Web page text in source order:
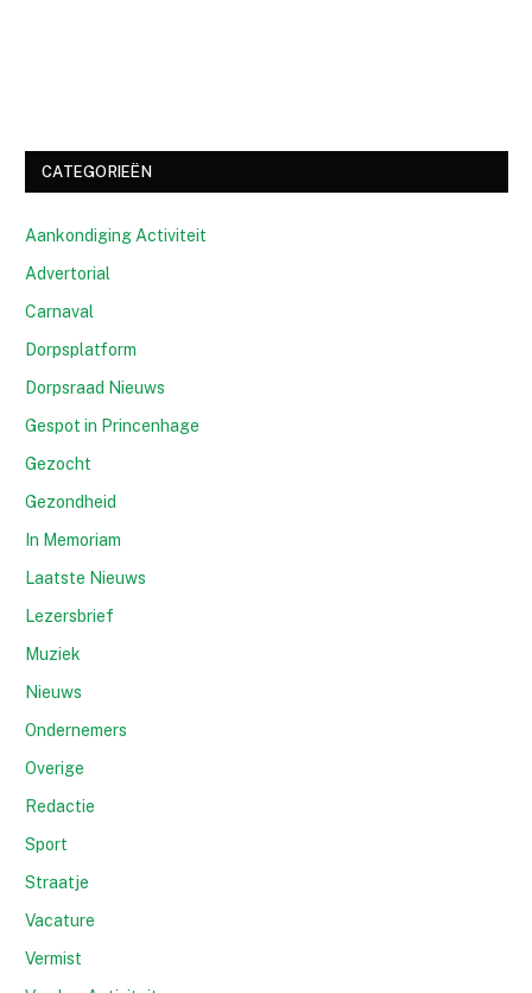
CATEGORIEËN
Aankondiging Activiteit
Advertorial
Carnaval
Dorpsplatform
Dorpsraad Nieuws
Gespot in Princenhage
Gezocht
Gezondheid
In Memoriam
Laatste Nieuws
Lezersbrief
Muziek
Nieuws
Ondernemers
Overige
Redactie
Sport
Straatje
Vacature
Vermist